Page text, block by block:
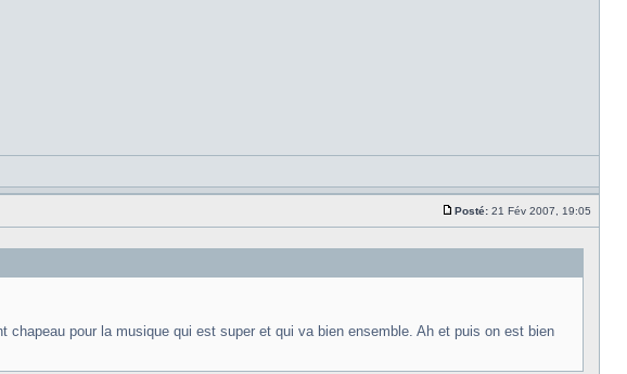
Posté: 21 Fév 2007, 19:05
pour la musique qui est super et qui va bien ensemble. Ah et puis on est bien